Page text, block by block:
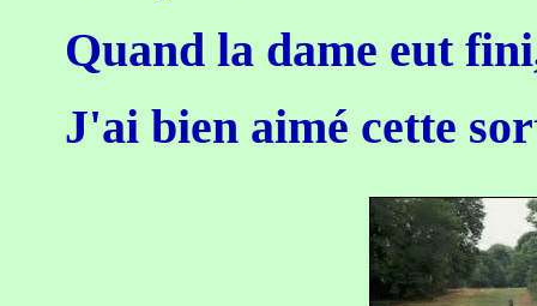
Quand la dame eut
J'ai bien aimé cette